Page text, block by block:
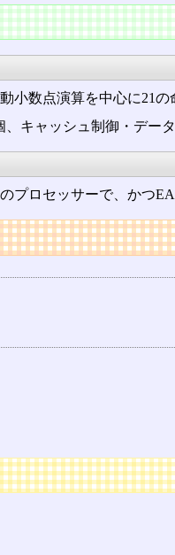
小数点演算を中心に21
、キャッシュ制御・デー
プロセッサーで、かつ